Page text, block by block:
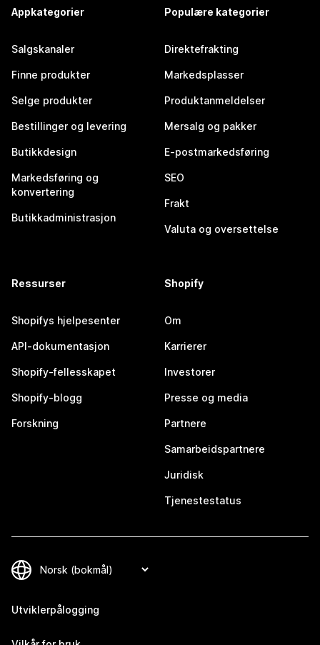
Appkategorier
Salgskanaler
Finne produkter
Selge produkter
Bestillinger og levering
Butikkdesign
Markedsføring og
konvertering
Butikkadministrasjon
Populære kategorier
Direktefrakting
Markedsplasser
Produktanmeldelser
Mersalg og pakker
E-postmarkedsføring
SEO
Frakt
Valuta og oversettelse
Ressurser
Shopifys hjelpesenter
API-dokumentasjon
Shopify-fellesskapet
Shopify-blogg
Forskning
Shopify
Om
Karrierer
Investorer
Presse og media
Partnere
Samarbeidspartnere
Juridisk
Tjenestestatus
Utviklerpålogging